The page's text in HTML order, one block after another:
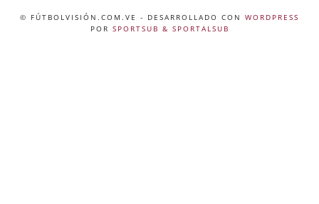
© FÚTBOLVISIÓN.COM.VE - DESARROLLADO CON WORDPRESS
POR SPORTSUB & SPORTALSUB